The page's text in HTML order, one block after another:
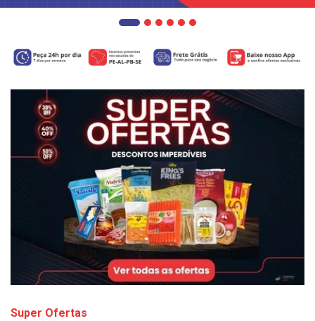
Super Ofertas